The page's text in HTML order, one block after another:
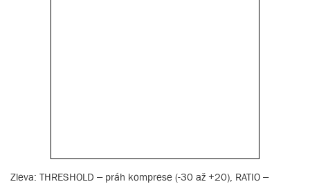
Zleva: THRESHOLD – práh komprese (-30 až +20), RATIO –